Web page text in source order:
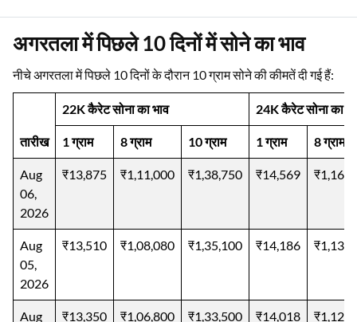
अगरतला में पिछले 10 दिनों में सोने का भाव
नीचे अगरतला में पिछले 10 दिनों के दौरान 10 ग्राम सोने की कीमतें दी गई हैं:
तारीख
22K कैरेट सोना का भाव 24K कैरेट सोना का
1 ग्राम 8 ग्राम 10 ग्राम 1 ग्राम 8 ग्राम
Aug
06,
2026
₹13,875 ₹1,11,000 ₹1,38,750 ₹14,569
Aug
05,
2026
₹13,510 ₹1,08,080 ₹1,35,100 ₹14,186
Aug
₹13,350 ₹1,06,800 ₹1,33,500 ₹14,018